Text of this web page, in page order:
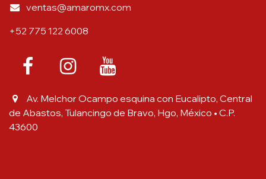
ventas@amaromx.com
+52 775 122 6008
Av. Melchor Ocampo esquina con Eucalipto, Central
de Abastos, Tulancingo de Bravo, Hgo, México • C.P.
43600